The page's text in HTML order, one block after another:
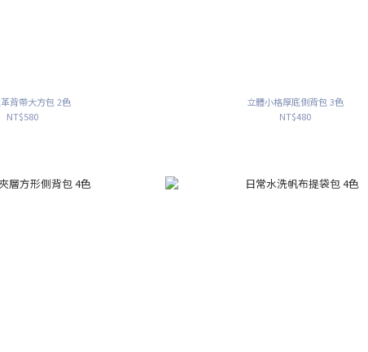
背帶大方包 2色
NT$580
立體小格厚底側背包 3色
NT$480